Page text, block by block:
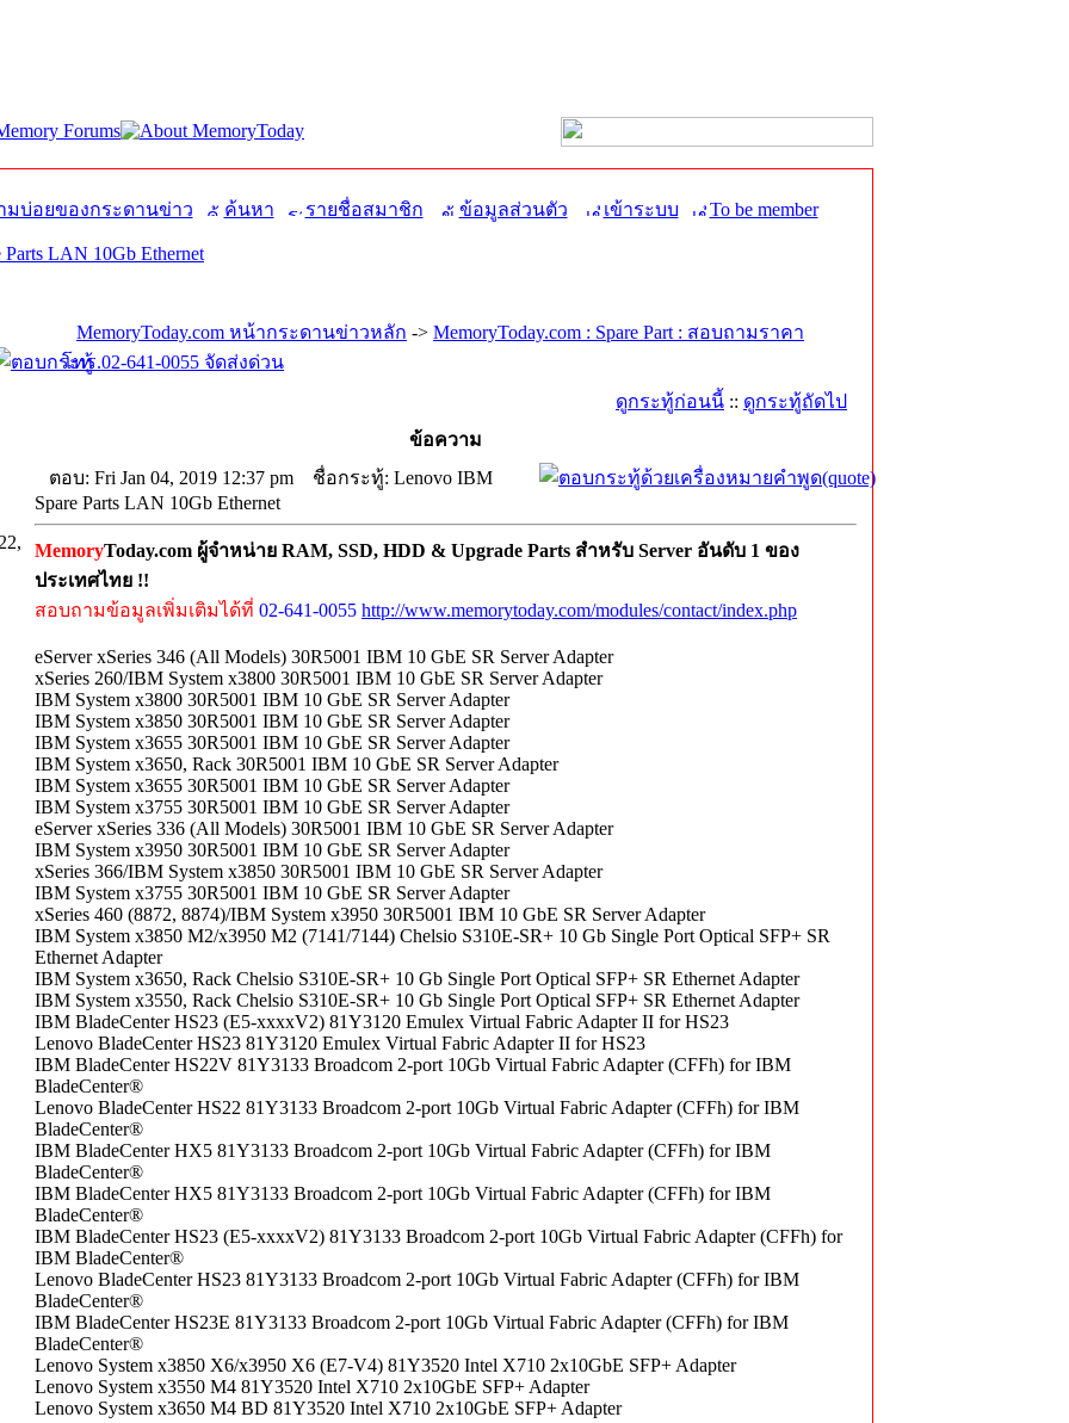
มบ่อยของกระดานข่าว ค้นหา รายชื่อสมาชิก ข้อมูลส่วนตัว เข้าระบบ To be member
LAN 10Gb Ethernet
MemoryToday.com หน้ากระดานข่าวหลัก -> MemoryToday.com : Spare Part : สอบถามราคา
โทร.02-641-0055 จัดส่งด่วน
ดูกระทู้ก่อนนี้ :: ดูกระทู้ถัดไป
ข้อความ
ตอบ: Fri Jan 04, 2019 12:37 pm
ชื่อกระทู้: Lenovo IBM
Spare Parts LAN 10Gb Ethernet
MemoryToday.com ผู้จำหน่าย RAM, SSD, HDD & Upgrade Parts สำหรับ Server อันดับ 1 ของ
ประเทศไทย !!
สอบถามข้อมูลเพิ่มเติมได้ที่ 02-641-0055 http://www.memorytoday.com/modules/contact/index.php
eServer xSeries 346 (All Models) 30R5001 IBM 10 GbE SR Server Adapter
xSeries 260/IBM System x3800 30R5001 IBM 10 GbE SR Server Adapter
IBM System x3800 30R5001 IBM 10 GbE SR Server Adapter
IBM System x3850 30R5001 IBM 10 GbE SR Server Adapter
IBM System x3655 30R5001 IBM 10 GbE SR Server Adapter
IBM System x3650, Rack 30R5001 IBM 10 GbE SR Server Adapter
IBM System x3655 30R5001 IBM 10 GbE SR Server Adapter
IBM System x3755 30R5001 IBM 10 GbE SR Server Adapter
eServer xSeries 336 (All Models) 30R5001 IBM 10 GbE SR Server Adapter
IBM System x3950 30R5001 IBM 10 GbE SR Server Adapter
xSeries 366/IBM System x3850 30R5001 IBM 10 GbE SR Server Adapter
IBM System x3755 30R5001 IBM 10 GbE SR Server Adapter
xSeries 460 (8872, 8874)/IBM System x3950 30R5001 IBM 10 GbE SR Server Adapter
IBM System x3850 M2/x3950 M2 (7141/7144) Chelsio S310E-SR+ 10 Gb Single Port Optical SFP+ SR
Ethernet Adapter
IBM System x3650, Rack Chelsio S310E-SR+ 10 Gb Single Port Optical SFP+ SR Ethernet Adapter
IBM System x3550, Rack Chelsio S310E-SR+ 10 Gb Single Port Optical SFP+ SR Ethernet Adapter
IBM BladeCenter HS23 (E5-xxxxV2) 81Y3120 Emulex Virtual Fabric Adapter II for HS23
Lenovo BladeCenter HS23 81Y3120 Emulex Virtual Fabric Adapter II for HS23
IBM BladeCenter HS22V 81Y3133 Broadcom 2-port 10Gb Virtual Fabric Adapter (CFFh) for IBM
BladeCenter®
Lenovo BladeCenter HS22 81Y3133 Broadcom 2-port 10Gb Virtual Fabric Adapter (CFFh) for IBM
BladeCenter®
IBM BladeCenter HX5 81Y3133 Broadcom 2-port 10Gb Virtual Fabric Adapter (CFFh) for IBM
BladeCenter®
IBM BladeCenter HX5 81Y3133 Broadcom 2-port 10Gb Virtual Fabric Adapter (CFFh) for IBM
BladeCenter®
IBM BladeCenter HS23 (E5-xxxxV2) 81Y3133 Broadcom 2-port 10Gb Virtual Fabric Adapter (CFFh) for
IBM BladeCenter®
Lenovo BladeCenter HS23 81Y3133 Broadcom 2-port 10Gb Virtual Fabric Adapter (CFFh) for IBM
BladeCenter®
IBM BladeCenter HS23E 81Y3133 Broadcom 2-port 10Gb Virtual Fabric Adapter (CFFh) for IBM
BladeCenter®
Lenovo System x3850 X6/x3950 X6 (E7-V4) 81Y3520 Intel X710 2x10GbE SFP+ Adapter
Lenovo System x3550 M4 81Y3520 Intel X710 2x10GbE SFP+ Adapter
Lenovo System x3650 M4 BD 81Y3520 Intel X710 2x10GbE SFP+ Adapter